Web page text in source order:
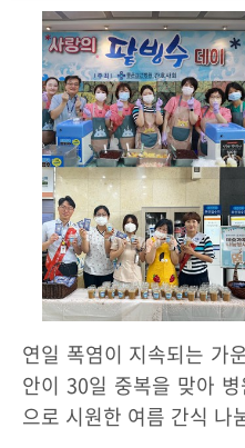
연일 폭염이 지속되는 가
안이 30일 중복을 맞아
으로 시원한 여름 간식 나